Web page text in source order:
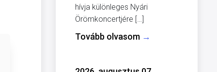
hívja különleges Nyári
Örömkoncertjére […]
Tovább olvasom →